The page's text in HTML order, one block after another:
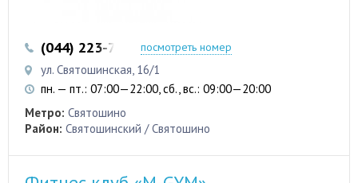
(044) 223-75-01посмотреть номер
ул. Святошинская, 16/1
пн. — пт.: 07:00—22:00, сб., вс.: 09:00—20:00
Метро: Святошино
Район: Святошинский / Святошино